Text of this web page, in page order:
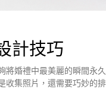
計技巧
將婚禮中最美麗的瞬間永久
收集照片，還需要巧妙的排